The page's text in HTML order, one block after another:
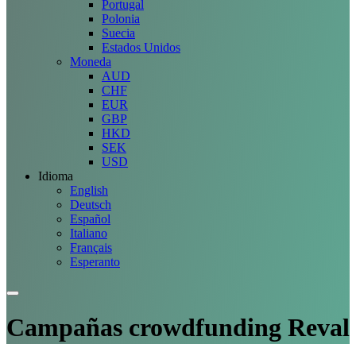
Portugal
Polonia
Suecia
Estados Unidos
Moneda
AUD
CHF
EUR
GBP
HKD
SEK
USD
Idioma
English
Deutsch
Español
Italiano
Français
Esperanto
Campañas crowdfunding Reval